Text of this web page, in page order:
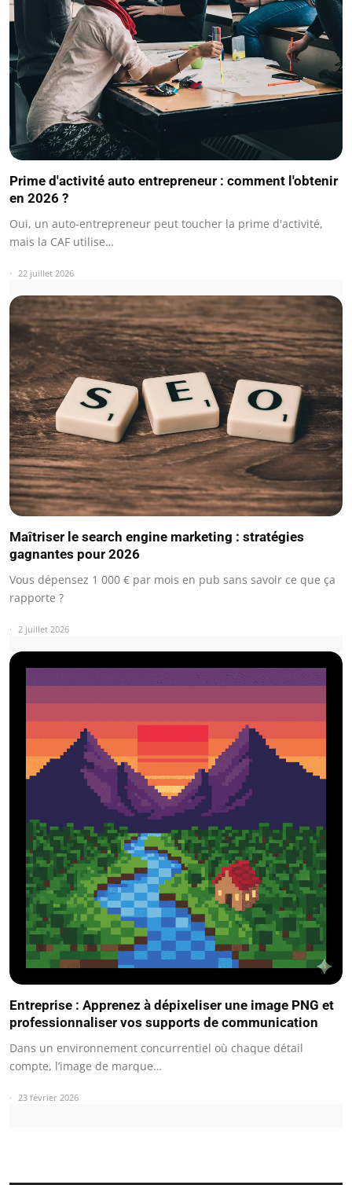
Prime d'activité auto entrepreneur : comment l'obtenir
en 2026 ?
Oui, un auto-entrepreneur peut toucher la prime d'activité,
mais la CAF utilise…
22 juillet 2026
Maîtriser le search engine marketing : stratégies
gagnantes pour 2026
Vous dépensez 1 000 € par mois en pub sans savoir ce que ça
rapporte ?
2 juillet 2026
Entreprise : Apprenez à dépixeliser une image PNG et
professionnaliser vos supports de communication
Dans un environnement concurrentiel où chaque détail
compte, l’image de marque…
23 février 2026